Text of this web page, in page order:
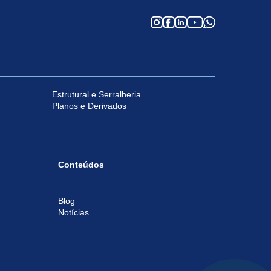
Estrutural e Serralheria
Planos e Derivados
Conteúdos
Blog
Notícias